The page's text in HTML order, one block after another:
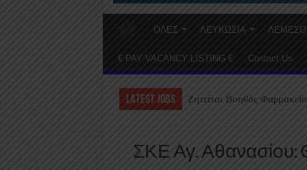
ΟΛΕΣ ΛΕΥΚΩΣΙΑ
€ PAY VACANCY LISTING € Contact Us
LATEST JOBS Ζητείται Βοηθός
ΣΚΕ Αγ. Αθανασίου: